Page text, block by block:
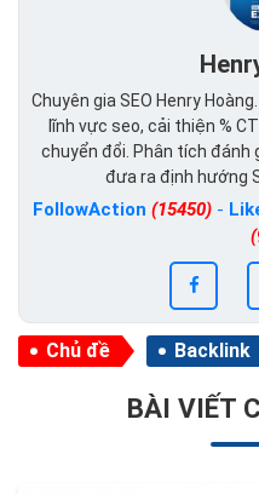
Chuyên gia SEO Henry
lĩnh vực seo, cải thiện %
chuyển đổi. Phân tích
đưa ra định hướng
FollowAction (15450)-
Chủ đề Backlink
BÀI VIẾT